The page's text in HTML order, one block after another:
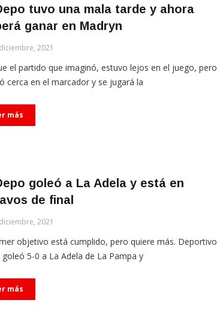
tuvo una mala tarde y ahora
ganar en Madryn
2021
el partido que imaginó, estuvo lejos en el juego, pero
cerca en el marcador y se jugará la
más
goleó a La Adela y está en
de final
2021
objetivo está cumplido, pero quiere más. Deportivo
goleó 5-0 a La Adela de La Pampa y
más